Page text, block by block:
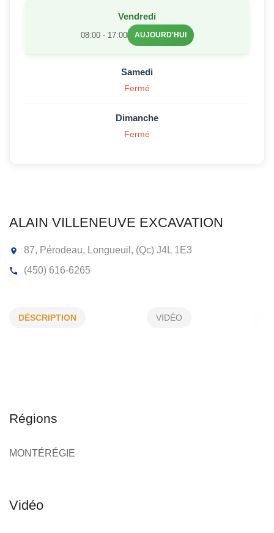
ALAIN VILLENEUVE EXCAVATION
DÉSCRIPTION VIDÉO
Régions
MONTÉRÉGIE
Vendredi
08:00 - 17:00 AUJOURD'HUI
Samedi
Fermé
Dimanche
Fermé